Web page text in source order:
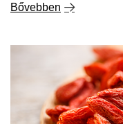
Bővebben